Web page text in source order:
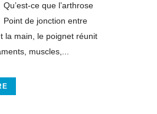
ce que l’arthrose
de jonction entre
la main, le poignet réunit
muscles,...